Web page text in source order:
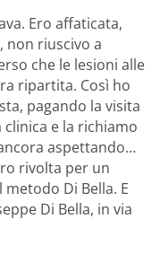
Ero affaticata,
non riuscivo a
che le lesioni alle
ripartita. Così ho
pagando la visita
clinica e la richiamo
aspettando…
rivolta per un
Di Bella. E
Di Bella, in via